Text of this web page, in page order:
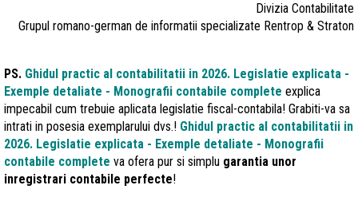
Divizia Contabilitate
Grupul romano-german de informatii specializate Rentrop & Straton
PS. Ghidul practic al contabilitatii in 2026. Legislatie explicata -
Exemple detaliate - Monografii contabile complete explica
impecabil cum trebuie aplicata legislatie fiscal-contabila! Grabiti-va sa
intrati in posesia exemplarului dvs.! Ghidul practic al contabilitatii in
2026. Legislatie explicata - Exemple detaliate - Monografii
contabile complete va ofera pur si simplu garantia unor
inregistrari contabile perfecte!